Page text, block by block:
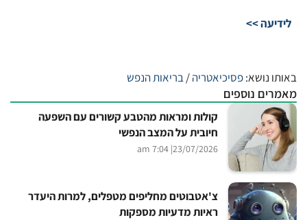
לידיעה >>
באותו נושא:פסיכיאטריה/בריאות הנפש
מאמרים נוספים
קולות ומראות מהטבע קשורים עם השפעה
חיובית על המצב הנפשי
23/07/2026
| 7:04 am
צ'אטבוטים מחליפים מטפלים, למרות היעדר
ראיות מדעיות מספקות